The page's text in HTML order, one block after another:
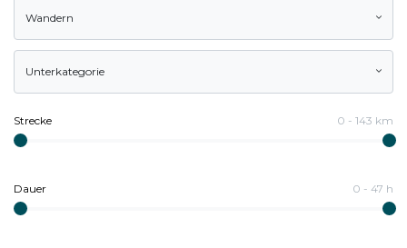
Wandern
Unterkategorie
Strecke 0 - 143 km
Dauer 0 - 47 h